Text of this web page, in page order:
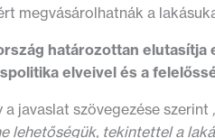
megvásárolhatnák a
határozottan elutasítja
elveivel és a
javaslat szövegezése szerint
lehetőségük, tekintettel a